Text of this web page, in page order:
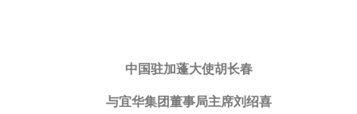
中国驻加蓬大使胡长春
与宜华集团董事局主席刘绍喜